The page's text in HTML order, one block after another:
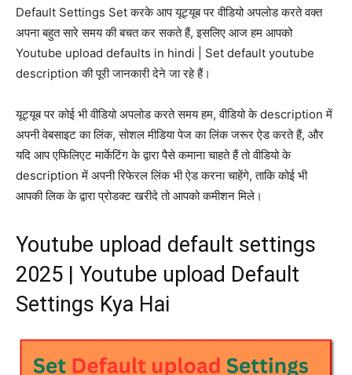
Default Settings Set करके आप यूट्यूब पर वीडियो अपलोड करते वक्त
अपना बहुत सारे समय की बचत कर सकते हैं, इसलिए आज हम आपको
Youtube upload defaults in hindi | Set default youtube
description की पूरी जानकारी देने जा रहे हैं।
यूट्यूब पर कोई भी वीडियो अपलोड करते समय हम, वीडियो के description में
अपनी वेबसाइट का लिंक, सोशल मीडिया पेज का लिंक जरूर ऐड करते हैं, और
यदि आप एफिलिएट मार्केटिंग के द्वारा पैसे कमाना चाहते हैं तो वीडियो के
description में अपनी रिफेरल लिंक भी ऐड करना चाहेंगे, ताकि कोई भी
आपकी लिक के द्वारा प्रोडक्ट खरीदे तो आपको कमीशन मिले।
Youtube upload default settings
2025 | Youtube upload Default
Settings Kya Hai